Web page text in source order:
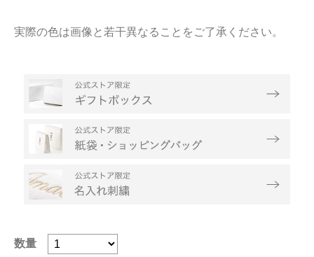
実際の色は画像と若干異なることをご了承ください。
数量